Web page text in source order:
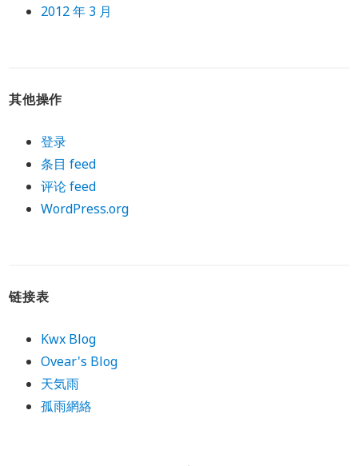
2012 年 3 月
其他操作
登录
条目 feed
评论 feed
WordPress.org
链接表
Kwx Blog
Ovear's Blog
天気雨
孤雨網絡